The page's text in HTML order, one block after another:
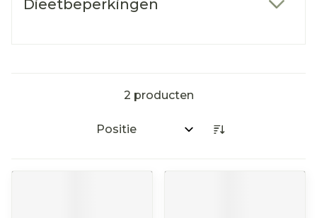
Dieetbeperkingen
2 producten
Sorteer op: